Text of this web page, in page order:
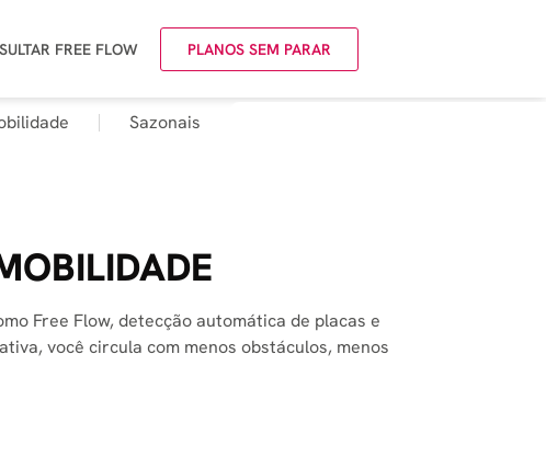
FREE FLOW PLANOS SEM PARAR
Sazonais
Free Flow, detecção automática de placas e
você circula com menos obstáculos, menos